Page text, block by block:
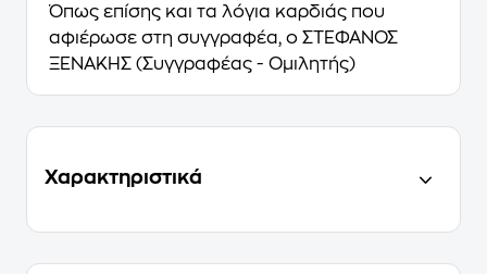
Όπως επίσης και τα λόγια καρδιάς που
αφιέρωσε στη συγγραφέα, ο ΣΤΕΦΑΝΟΣ
ΞΕΝΑΚΗΣ (Συγγραφέας - Ομιλητής)
Χαρακτηριστικά